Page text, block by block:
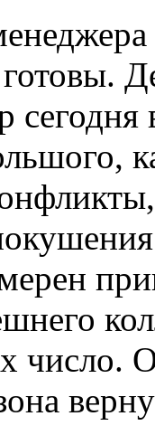
число.